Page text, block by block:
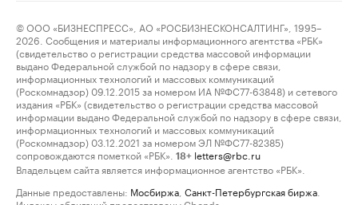
© ООО «БИЗНЕСПРЕСС», АО «РОСБИЗНЕСКОНСАЛТИНГ», 1995–
2026. Сообщения и материалы информационного агентства «РБК»
(свидетельство о регистрации средства массовой информации
выдано Федеральной службой по надзору в сфере связи,
информационных технологий и массовых коммуникаций
(Роскомнадзор) 09.12.2015 за номером ИА №ФС77-63848) и сетевого
издания «РБК» (свидетельство о регистрации средства массовой
информации выдано Федеральной службой по надзору в сфере связи,
информационных технологий и массовых коммуникаций
(Роскомнадзор) 03.12.2021 за номером ЭЛ №ФС77-82385)
сопровождаются пометкой «РБК».
18+ letters@rbc.ru
Владельцем сайта является информационное агентство «РБК».
Данные предоставлены: Мосбиржа Санкт-Петербургская биржа